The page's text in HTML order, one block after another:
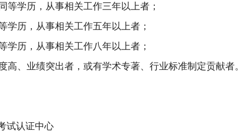
等学历，从事相关工作三年以上者；
学历，从事相关工作五年以上者；
学历，从事相关工作八年以上者；
高、业绩突出者，或有学术专著、行业标准制定贡献者。
试认证中心